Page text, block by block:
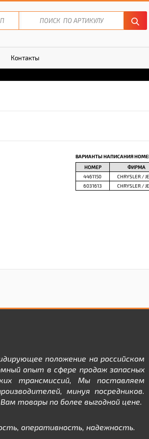
Контакты
ВАРИАНТЫ НАПИСАНИЯ
НОМЕР
ФИРМА
4461150
CHRYSLER /
6031613
CHRYSLER /
положение на российском
опыт в сфере продаж запасных
трансмиссий, Мы поставляем
минуя посредников.
товары по более выгодной цене.
оперативность, надежность.